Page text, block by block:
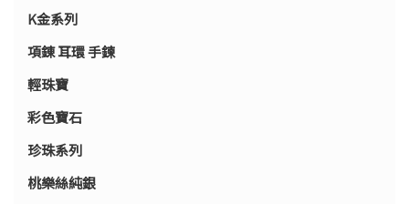
K金系列
項錬 耳環 手鍊
輕珠寶
彩色寶石
珍珠系列
桃樂絲純銀